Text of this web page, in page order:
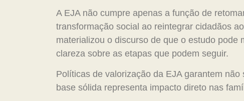
A EJA não cumpre apenas a função de
transformação social ao reintegrar cidadãos
materializou o discurso de que o estudo
clareza sobre as etapas que podem seguir.
Políticas de valorização da EJA garantem
base sólida representa impacto direto nas